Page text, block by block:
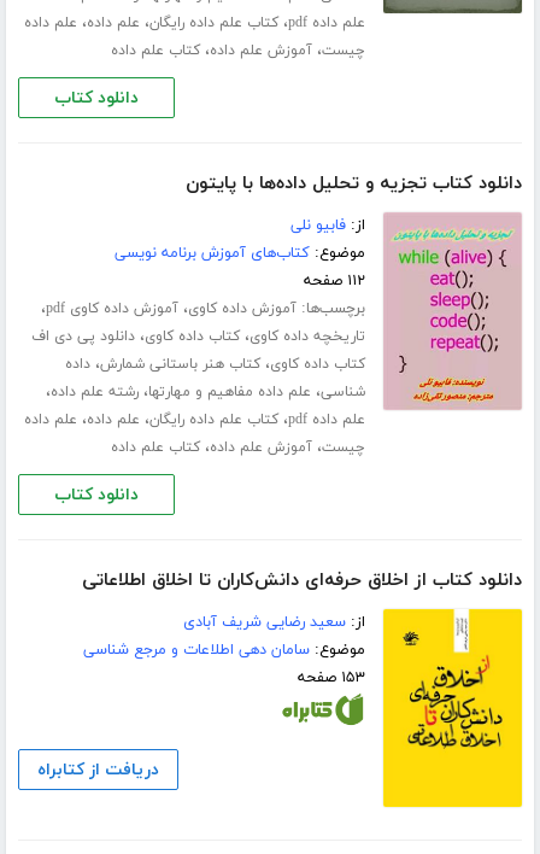
علم داده pdf ،کتاب علم داده رایگان، علم داده، علم داده
چیست،آموزش علم داده،کتاب علم داده
دانلود کتاب
دانلود کتاب تجزیه و تحلیل داده‌ها با پایتون
از:فابیو نلی
موضوع:کتاب‌های آموزش برنامه نویسی
۱۱۲ صفحه
برچسب‌ها:آموزش داده کاوی،آموزش داده کاوی pdf ،
تاریخچه داده کاوی،کتاب داده کاوی،دانلود پی دی اف
کتاب داده کاوی،کتاب هنر باستانی شمارش،داده
شناسی، علم داده مفاهیم و مهارتها،رشته علم داده،
علم داده pdf ،کتاب علم داده رایگان، علم داده، علم داده
چیست،آموزش علم داده،کتاب علم داده
دانلود کتاب
دانلود کتاب از اخلاق حرفه‌ای دانش‌کاران تا اخلاق اطلاعاتی
از:سعید رضایی شریف آبادی
موضوع:سامان دهی اطلاعات و مرجع شناسی
۱۵۳ صفحه
دریافت از کتابراه